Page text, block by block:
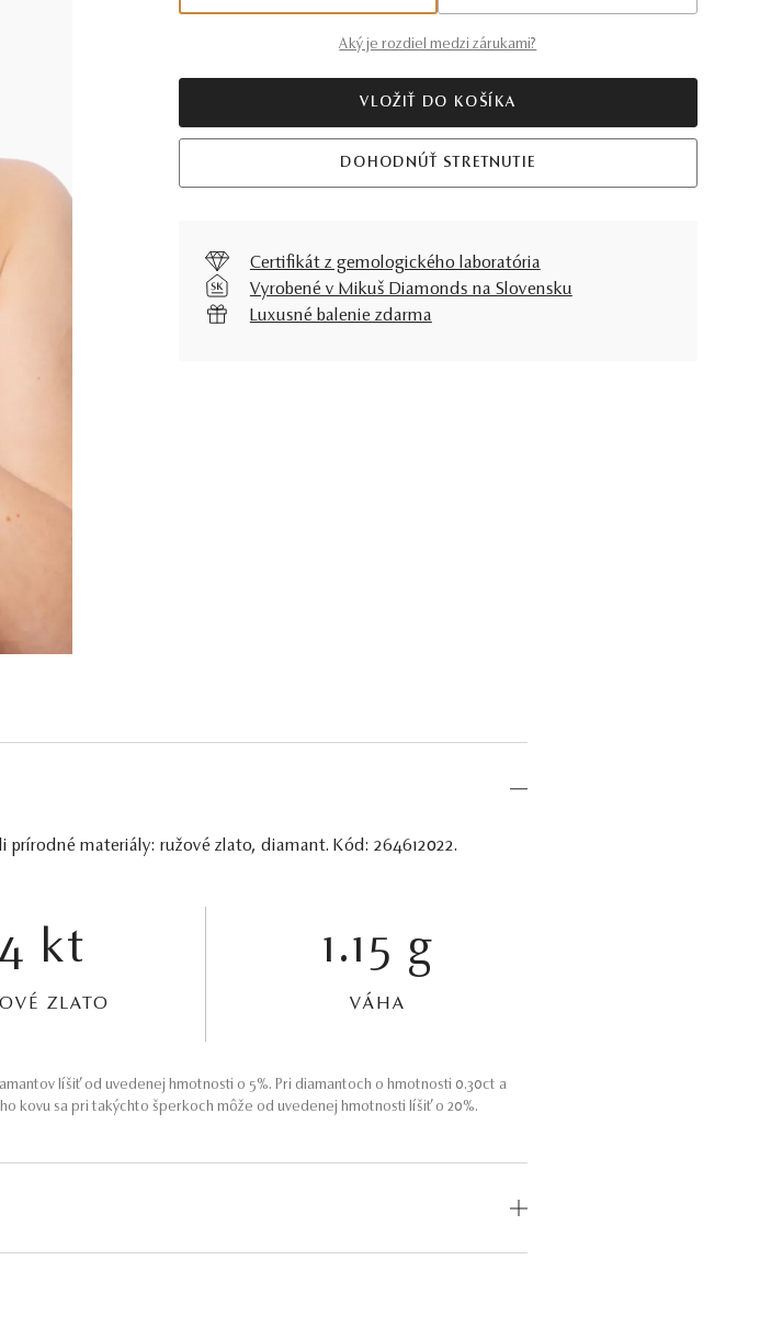
Aký je rozdiel medzi zárukami?
VLOŽIŤ DO KOŠÍKA
DOHODNÚŤ STRETNUTIE
Certifikát z gemologického laboratória
Vyrobené v Mikuš Diamonds na Slovensku
Luxusné balenie zdarma
materiály: ružové zlato, diamant. Kód: 264612022.
kt
ZLATO
1.15 g
VÁHA
líšiť od uvedenej hmotnosti o 5%. Pri diamantoch o hmotnosti 0.30ct a
kovu sa pri takýchto šperkoch môže od uvedenej hmotnosti líšiť o 20%.